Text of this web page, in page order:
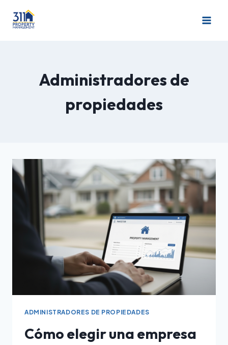
Administradores de
propiedades
ADMINISTRADORES DE PROPIEDADES
Cómo elegir una empresa